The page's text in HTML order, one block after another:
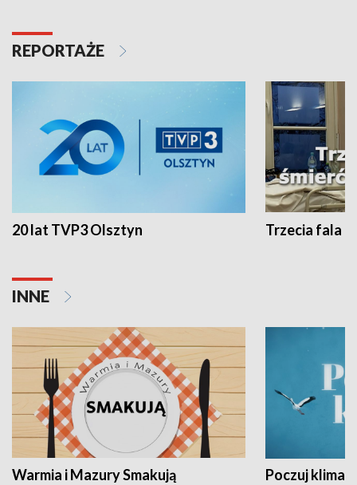
REPORTAŻE
20 lat TVP3 Olsztyn Trzecia fala -
INNE
Warmia i Mazury Smakują Poczuj klimat